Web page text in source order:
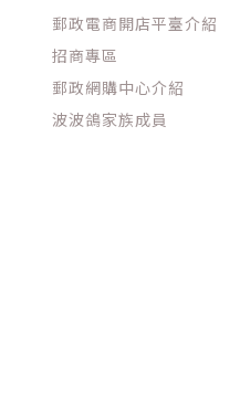
郵政電商開店平臺介紹
招商專區
郵政網購中心介紹
波波鴿家族成員